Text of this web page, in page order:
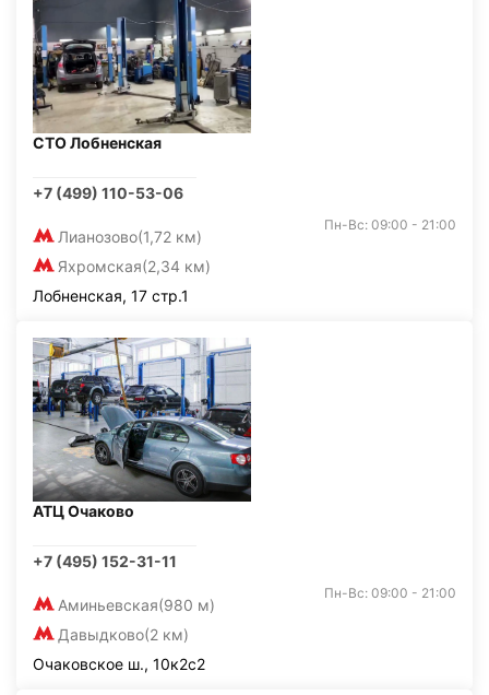
СТО Лобненская
+7 (499) 110-53-06
Лианозово(1,72 км)
Яхромская(2,34 км)
Пн-Вс: 09:00 - 21:00
Лобненская, 17 стр.1
АТЦ Очаково
+7 (495) 152-31-11
Аминьевская(980 м)
Давыдково(2 км)
Пн-Вс: 09:00 - 21:00
Очаковское ш., 10к2с2